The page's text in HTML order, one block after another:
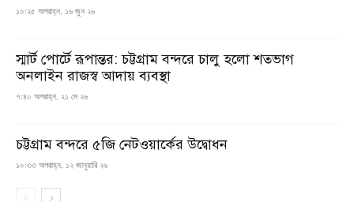
১০:২৫ অপরাহ্ন, ১৬ জুন ২৬
স্মার্ট পোর্টে রূপান্তর: চট্টগ্রাম বন্দরে চালু হলো শতভাগ
অনলাইন রাজস্ব আদায় ব্যবস্থা
৭:৪০ অপরাহ্ন, ২১ মে ২৬
চট্টগ্রাম বন্দরে ৫জি নেটওয়ার্কের উদ্বোধন
১০:৩৩ অপরাহ্ন, ১২ জানুয়ারি ২৬